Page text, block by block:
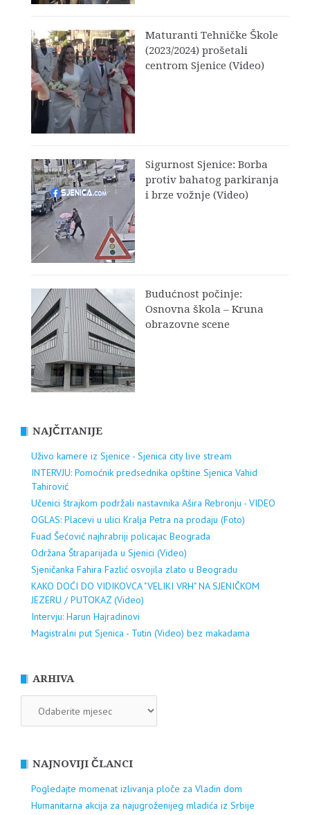
Maturanti Tehničke Škole
(2023/2024) prošetali
centrom Sjenice (Video)
Sigurnost Sjenice: Borba
protiv bahatog parkiranja
i brze vožnje (Video)
Budućnost počinje:
Osnovna škola – Kruna
obrazovne scene
NAJČITANIJE
Uživo kamere iz Sjenice - Sjenica city live stream
INTERVJU: Pomoćnik predsednika opštine Sjenica Vahid
Tahirović
Učenici štrajkom podržali nastavnika Ašira Rebronju - VIDEO
OGLAS: Placevi u ulici Kralja Petra na prodaju (Foto)
Fuad Šećović najhrabriji policajac Beograda
Održana Štraparijada u Sjenici (Video)
Sjeničanka Fahira Fazlić osvojila zlato u Beogradu
KAKO DOĆI DO VIDIKOVCA "VELIKI VRH" NA SJENIČKOM
JEZERU / PUTOKAZ (Video)
Intervju: Harun Hajradinovi
Magistralni put Sjenica - Tutin (Video) bez makadama
ARHIVA
NAJNOVIJI ČLANCI
Pogledajte momenat izlivanja ploče za Vladin dom
Humanitarna akcija za najugroženijeg mladića iz Srbije